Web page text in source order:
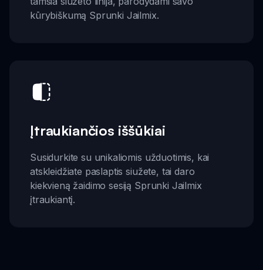
kūrybiškumą Sprunki Jailmix.
Įtraukiančios iššūkiai
Susidurkite su unikaliomis užduotimis, kai
atskleidžiate paslaptis siužete, tai daro
kiekvieną žaidimo sesiją Sprunki Jailmix
įtraukiantį.